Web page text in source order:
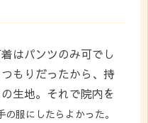
はパンツのみ可でし
もりだったから、持
生地。それで院内を
の服にしたらよかった。